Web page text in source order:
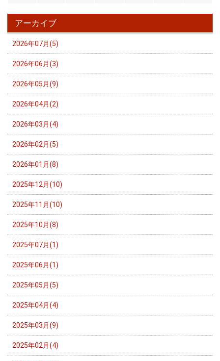
アーカイブ
2026年07月(5)
2026年06月(3)
2026年05月(9)
2026年04月(2)
2026年03月(4)
2026年02月(5)
2026年01月(8)
2025年12月(10)
2025年11月(10)
2025年10月(8)
2025年07月(1)
2025年06月(1)
2025年05月(5)
2025年04月(4)
2025年03月(9)
2025年02月(4)